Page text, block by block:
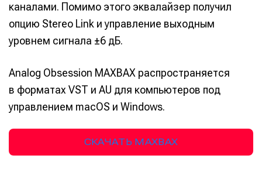
каналами. Помимо этого эквалайзер получил
опцию Stereo Link и управление выходным
уровнем сигнала ±6 дБ.
Analog Obsession MAXBAX распространяется
в форматах VST и AU для компьютеров под
управлением macOS и Windows.
СКАЧАТЬ MAXBAX